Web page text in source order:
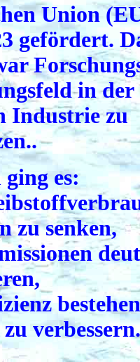
Union
gefördert.
in der
Industrie zu
es:
zu senken,
verbessern.